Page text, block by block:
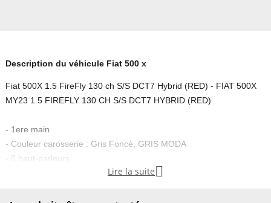
Description du véhicule Fiat 500 x
Fiat 500X 1.5 FireFly 130 ch S/S DCT7 Hybrid (RED) - FIAT 500X
MY23 1.5 FIREFLY 130 CH S/S DCT7 HYBRID (RED)
- 1ere main
- Couleur carosserie : Gris Foncé, GRIS MODA
- 6 haut-parleurs
- Casquette intérieure rougeLire la suite 